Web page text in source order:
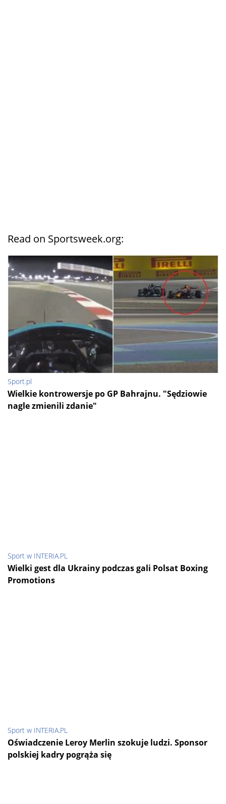
Read on Sportsweek.org:
Sport.pl
Wielkie kontrowersje po GP Bahrajnu. "Sędziowie
nagle zmienili zdanie"
Sport w INTERIA.PL
Wielki gest dla Ukrainy podczas gali Polsat Boxing
Promotions
Sport w INTERIA.PL
Oświadczenie Leroy Merlin szokuje ludzi. Sponsor
polskiej kadry pogrąża się